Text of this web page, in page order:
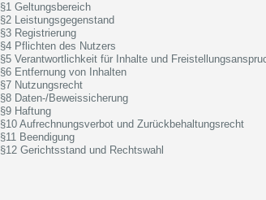
§1 Geltungsbereich
§2 Leistungsgegenstand
§3 Registrierung
§4 Pflichten des Nutzers
§5 Verantwortlichkeit für Inhalte und
§6 Entfernung von Inhalten
§7 Nutzungsrecht
§8 Daten-/Beweissicherung
§9 Haftung
§10 Aufrechnungsverbot und Zurückbehaltungsrecht
§11 Beendigung
§12 Gerichtsstand und Rechtswahl